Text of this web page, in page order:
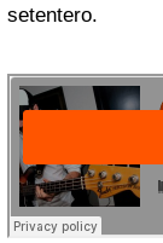
setentero.